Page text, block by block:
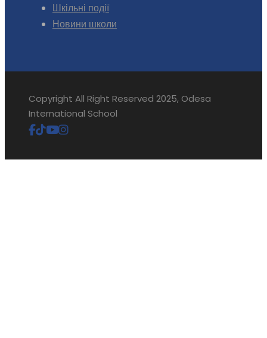
Шкільні події
Новини школи
Copyright All Right Reserved 2025, Odesa
International School